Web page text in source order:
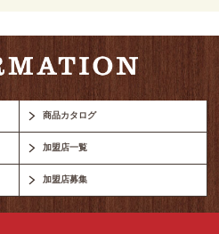
商品カタログ
加盟店一覧
加盟店募集